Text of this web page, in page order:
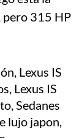
pero 315 HP